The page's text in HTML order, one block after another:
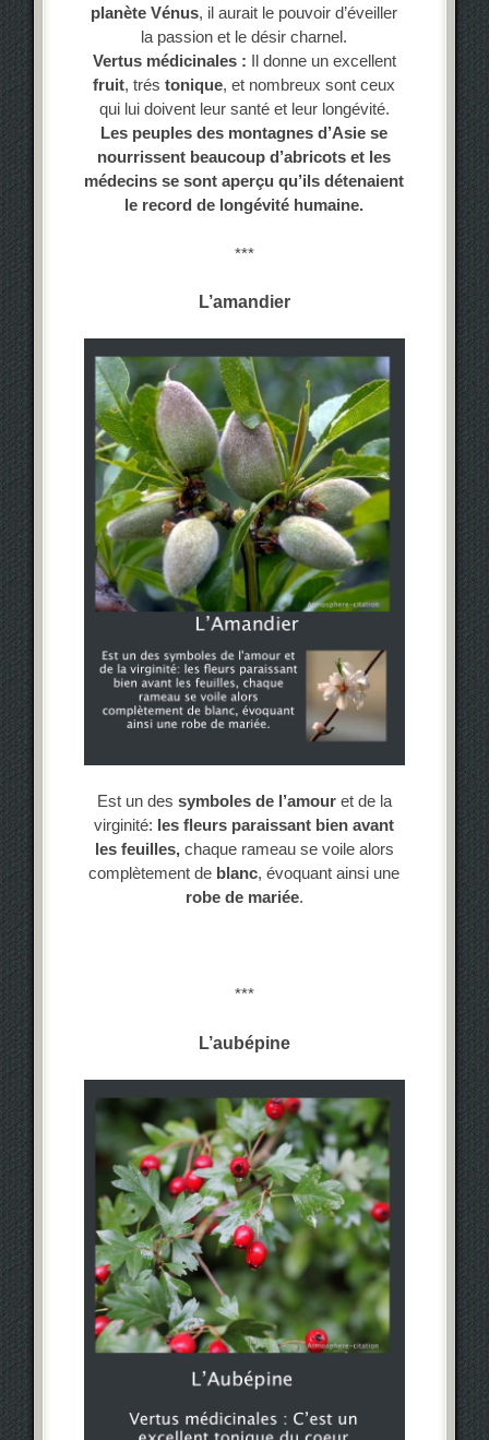
planète Vénus, il aurait le pouvoir d’éveiller
la passion et le désir charnel.
Vertus médicinales : Il donne un excellent
fruit, tréstonique, et nombreux sont ceux
qui lui doivent leur santé et leur longévité.
Les peuples des montagnes d’Asie se
nourrissent beaucoup d’abricots et les
médecins se sont aperçu qu’ils détenaient
le record de longévité humaine.
***
L’amandier
Est un des symboles de l’amouret de la
virginité: les fleurs paraissant bien avant
les feuilles,chaque rameau se voile alors
complètement de blanc, évoquant ainsi une
robe de mariée.
***
L’aubépine